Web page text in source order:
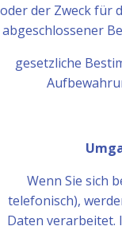
oder der Zweck für
abgeschlossener
gesetzliche
Wenn Sie sich
telefonisch),
Daten verarbeitet.